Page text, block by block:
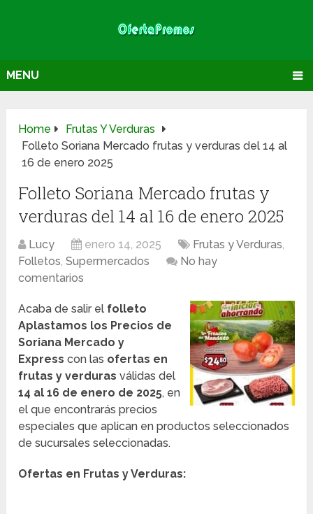
MENU
Home
Frutas Y Verduras
Folleto Soriana Mercado frutas y verduras del 14 al
16 de enero 2025
Folleto Soriana Mercado frutas y
verduras del 14 al 16 de enero 2025
Lucy enero 14, 2025 Frutas y Verduras,
Folletos,Supermercados
No hay
comentarios
Acaba de salir el folleto
Aplastamos los Precios de
Soriana Mercado y
Express con las ofertas en
frutas y verduras válidas del
14 al 16 de enero de 2025, en
el que encontrarás precios
especiales que aplican en productos seleccionados
de sucursales seleccionadas.
Ofertas en Frutas y Verduras: